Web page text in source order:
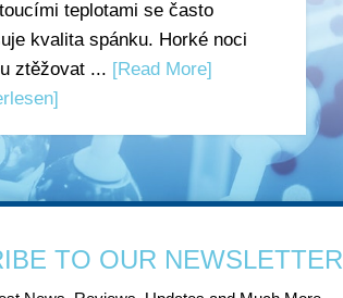
teplotami se často
kvalita spánku. Horké noci
ztěžovat ... [Read More]
TO OUR NEWSLETTER